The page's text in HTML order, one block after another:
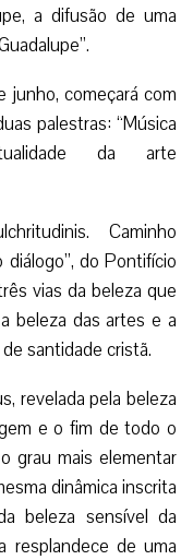
a difusão de uma
junho, começará com
palestras: “Música
da arte
Caminho
diálogo”, do Pontifício
vias da beleza que
beleza das artes e a
santidade cristã.
revelada pela beleza
e o fim de todo o
grau mais elementar
dinâmica inscrita
beleza sensível da
resplandece de uma